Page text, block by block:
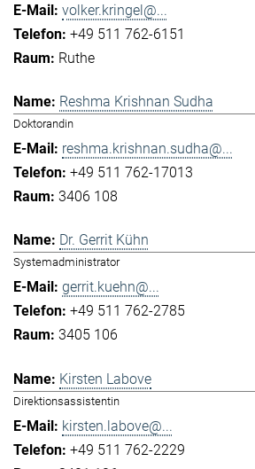
volker.kringel@...
+49 511 762-6151
Ruthe
Reshma Krishnan Sudha
Doktorandin
reshma.krishnan.sudha@...
+49 511 762-17013
3406 108
Dr. Gerrit Kühn
Systemadministrator
gerrit.kuehn@...
+49 511 762-2785
3405 106
Kirsten Labove
Direktionsassistentin
kirsten.labove@...
+49 511 762-2229